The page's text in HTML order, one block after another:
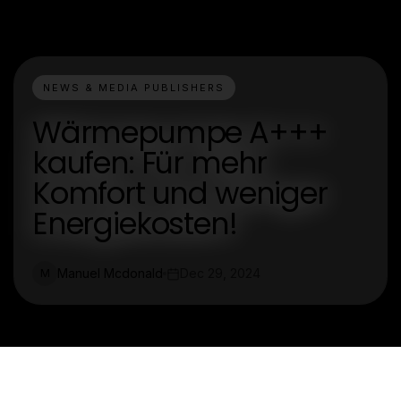
NEWS & MEDIA PUBLISHERS
Wärmepumpe A+++
kaufen: Für mehr
Komfort und weniger
Energiekosten!